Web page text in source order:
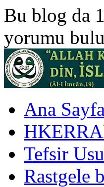
Bu blog da
yorumu
Ana Sayfa
Tefsir
Rastgele